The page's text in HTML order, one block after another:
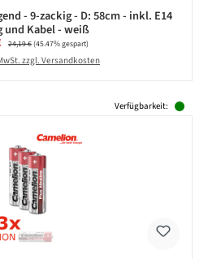
- 9-zackig - D: 58cm - inkl. E14
und Kabel - weiß
Regulärer Preis:
24,19 €(45.47% gespart)
zzgl. Versandkosten
Verfügbarkeit: